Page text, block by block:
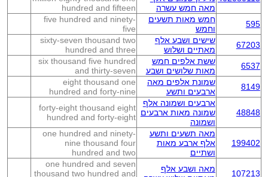
מאה חמש עשרה
hundred and fifteen
595
חמש מאות תשעים
וחמש
five hundred and ninety-
five
67203
שישים ושבע אלף
מאתיים ושלוש
sixty-seven thousand two
hundred and three
6537
ששת אלפים חמש
מאות שלושים ושבע
six thousand five hundred
and thirty-seven
8149
שמונת אלפים מאה
ארבעים ותשע
eight thousand one
hundred and forty-nine
48848
ארבעים ושמונה אלף
שמונה מאות ארבעים
ושמונה
forty-eight thousand eight
hundred and forty-eight
199402
מאה תשעים ותשע
אלף ארבע מאות
ושתיים
one hundred and ninety-
nine thousand four
hundred and two
107213
מאה ושבע אלף
one hundred and seven
thousand two hundred and